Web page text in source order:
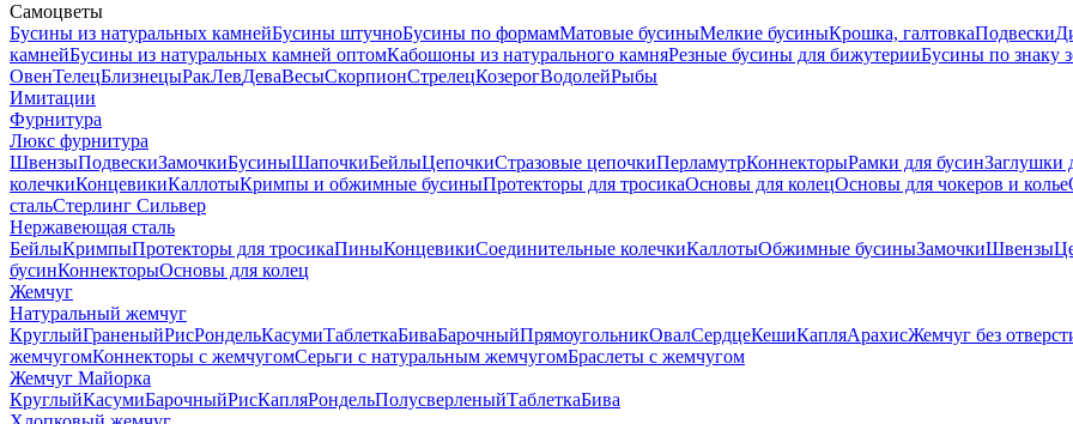
Самоцветы
Бусины из натуральных камнейБусины штучноБусины по формамМатовые бусиныМелкие бусиныКрошка, галтовкаПодвески
камнейБусины из натуральных камней оптомКабошоны из натурального камняРезные бусины для бижутерииБусины по знаку
ОвенТелецБлизнецыРакЛевДеваВесыСкорпионСтрелецКозерогВодолейРыбы
Имитации
Фурнитура
Люкс фурнитура
ШвензыПодвескиЗамочкиБусиныШапочкиБейлыЦепочкиСтразовые цепочкиПерламутрКоннекторыРамки для бусинЗаглушки
колечкиКонцевикиКаллотыКримпы и обжимные бусиныПротекторы для тросикаОсновы для колецОсновы для чокеров и колье
стальСтерлинг Сильвер
Нержавеющая сталь
БейлыКримпыПротекторы для тросикаПиныКонцевикиСоединительные колечкиКаллотыОбжимные бусиныЗамочкиШвензы
бусинКоннекторыОсновы для колец
Жемчуг
Натуральный жемчуг
КруглыйГраненыйРисРондельКасумиТаблеткаБиваБарочныйПрямоугольникОвалСердцеКешиКапляАрахисЖемчуг без
жемчугомКоннекторы с жемчугомСерьги с натуральным жемчугомБраслеты с жемчугом
Жемчуг Майорка
КруглыйКасумиБарочныйРисКапляРондельПолусверленыйТаблеткаБива